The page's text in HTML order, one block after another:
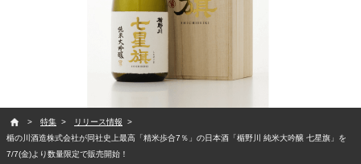
特集
リリース情報
楯の川酒造株式会社が同社史上最高「精米歩合7％」の日本酒「楯野川 純米大吟醸 七星旗」を
7/7(金)より数量限定で販売開始！